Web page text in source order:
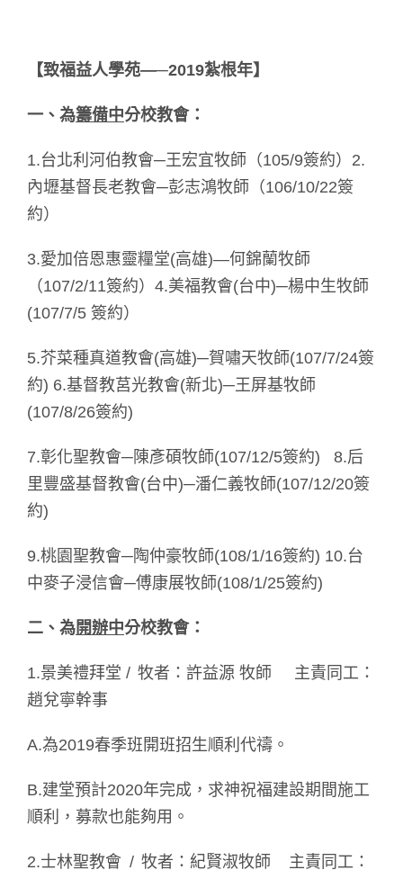
【致福益人學苑—─2019紮根年】
一、為籌備中分校教會：
1.台北利河伯教會─王宏宜牧師（105/9簽約）2.
內壢基督長老教會─彭志鴻牧師（106/10/22簽
約）
3.愛加倍恩惠靈糧堂(高雄)—何錦蘭牧師
（107/2/11簽約）4.美福教會(台中)─楊中生牧師
(107/7/5 簽約）
5.芥菜種真道教會(高雄)─賀嘯天牧師(107/7/24簽
約) 6.基督教莒光教會(新北)─王屏基牧師
(107/8/26簽約)
7.彰化聖教會─陳彥碩牧師(107/12/5簽約) 8.后
里豐盛基督教會(台中)─潘仁義牧師(107/12/20簽
約)
9.桃園聖教會─陶仲豪牧師(108/1/16簽約) 10.台
中麥子浸信會─傅康展牧師(108/1/25簽約)
二、為開辦中分校教會：
1.景美禮拜堂 / 牧者：許益源 牧師 主責同工：
趙兌寧幹事
A.為2019春季班開班招生順利代禱。
B.建堂預計2020年完成，求神祝福建設期間施工
順利，募款也能夠用。
2.士林聖教會 / 牧者：紀賢淑牧師 主責同工：